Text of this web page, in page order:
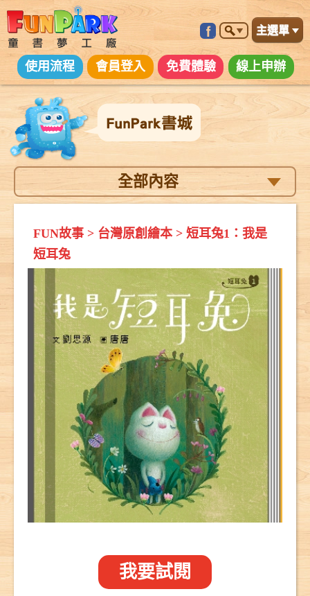
主選單
線上申辦
免費體驗
會員登入
使用流程
全部內容
FUN故事> 台灣原創繪本> 短耳兔1：我是
短耳兔
我要試閱